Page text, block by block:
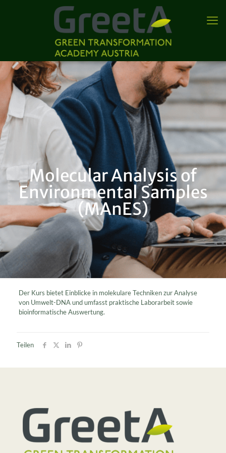
Molecular Analysis of
Environmental Samples
(MAnES)
Der Kurs bietet Einblicke in molekulare Techniken zur Analyse
von Umwelt-DNA und umfasst praktische Laborarbeit sowie
bioinformatische Auswertung.
Teilen